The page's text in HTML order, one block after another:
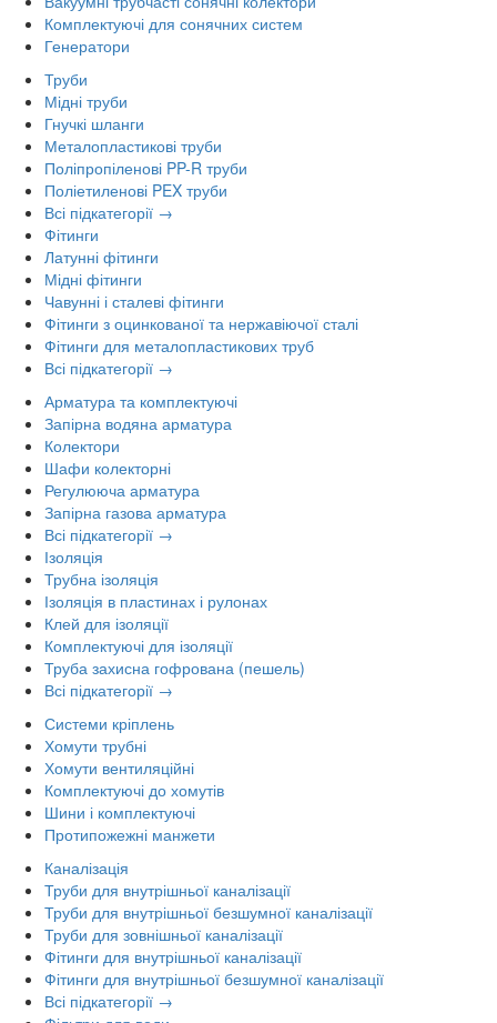
Комплектуючі для сонячних систем
Генератори
Труби
Мідні труби
Гнучкі шланги
Металопластикові труби
Поліпропіленові PP-R труби
Поліетиленові PEX труби
Всі підкатегорії →
Фітинги
Латунні фітинги
Мідні фітинги
Чавунні і сталеві фітинги
Фітинги з оцинкованої та нержавіючої сталі
Фітинги для металопластикових труб
Всі підкатегорії →
Арматура та комплектуючі
Запірна водяна арматура
Колектори
Шафи колекторні
Регулююча арматура
Запірна газова арматура
Всі підкатегорії →
Ізоляція
Трубна ізоляція
Ізоляція в пластинах і рулонах
Клей для ізоляції
Комплектуючі для ізоляції
Труба захисна гофрована (пешель)
Всі підкатегорії →
Системи кріплень
Хомути трубні
Хомути вентиляційні
Комплектуючі до хомутів
Шини і комплектуючі
Протипожежні манжети
Каналізація
Труби для внутрішньої каналізації
Труби для внутрішньої безшумної каналізації
Труби для зовнішньої каналізації
Фітинги для внутрішньої каналізації
Фітинги для внутрішньої безшумної каналізації
Всі підкатегорії →